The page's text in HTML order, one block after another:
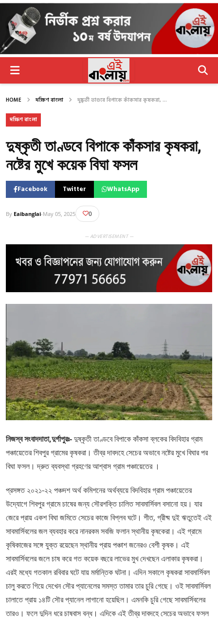
HOME দক্ষিণ বাংলা দুষ্কৃতী তাণ্ডবে বিপাকে কাঁকসার কৃষকরা, ...
দক্ষিণ বাংলা
দুষ্কৃতী তাণ্ডবে বিপাকে কাঁকসার কৃষকরা,
নষ্টের মুখে কয়েক বিঘা ফসল
Facebook Twitter WhatsApp
By Eaibanglai-May 05, 2025 0
— ADVERTISEMENT —
নিজস্ব সংবাদদাতা,দুর্গাপুরঃ-দুষ্কৃতী তাণ্ডবে বিপাকে কাঁকসা ব্লকের বিদবিহার গ্রাম
পঞ্চায়েতের শিবপুর গ্রামের কৃষকরা। তীব্র দাবদহে সেচের অভাবে নষ্টের মুখে বিঘার পর
বিঘা ফসল। দ্রুত ব্যবস্থা গ্রহণের আশ্বাস গ্রাম পঞ্চায়েতের ।
প্রসঙ্গত ২০২১-২২ পঞ্চদশ অর্থ কমিশনের অর্থব্যয়ে বিদবিহার গ্রাম পঞ্চায়েতের
উদ্যোগে শিবপুর গ্রামে চাষের জন্য সৌরশক্তি চালিত সাবমার্সিবল বসানো হয়। যার
জেরে প্রায় একশ বিঘা জমিতে সেচের কাজে বিপ্লব ঘটে। শীত, গ্রীষ্ম দুই ঋতুতেই এই
সাবমার্সিবলের জল ব্যবহার করে নানরকম সবজি ফলান স্থানীয় কৃষকেরা। এই গ্রামে
কৃষিকাজের সঙ্গে যুক্ত রয়েছেন স্থানীয় প্রায় পঞ্চাশ জনেরও বেশী কৃষক। এই
সাবমার্সিবলের জলে চাষ করে গত কয়েক বছরে লাভের মুখ দেখছেন এলাকার কৃষকরা।
এরই মধ্যে গতকাল রবিবার ঘটে যায় মর্মান্তিক ঘটনা। এদিন সকালে কৃষকরা সাবমার্সিবল
চালু করতে গিয়ে দেখেন সৌর প্যানেলের সমস্ত তামার তার চুরি গেছে। ওই সাবমার্সিবল
চালাতে প্রায় ১৪টি সৌর প্যানেল লাগানো হয়েছিল। এমনকি চুরি গেছে সাবমার্সিবলের
তারও। ফলে দুদিন ধরে চাষবাস বন্ধ। এদিকে এই তীব্র দাবদহে সেচের অভাবে ফসল